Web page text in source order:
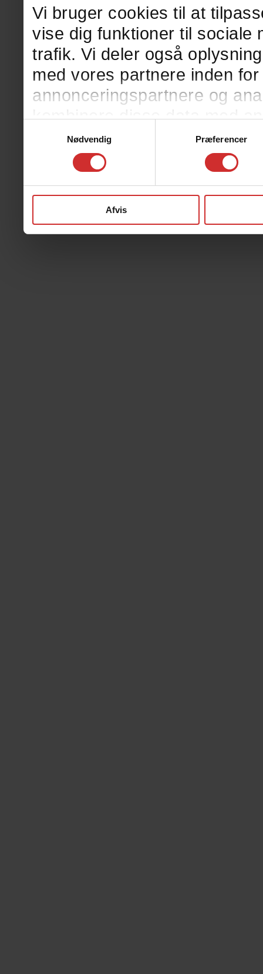
Vi bruger cookies til at
vise dig funktioner til sociale
trafik. Vi deler også
med vores partnere inden
annonceringspartnere og
kombinere disse data med
eller som de har indsamlet
Nødvendig
Præferencer
Afvis